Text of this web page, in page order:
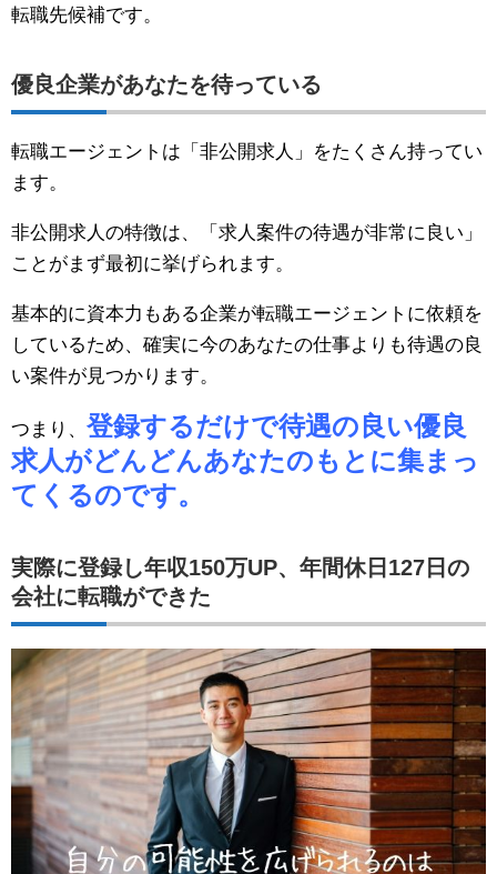
転職先候補です。
優良企業があなたを待っている
転職エージェントは「非公開求人」をたくさん持ってい
ます。
非公開求人の特徴は、「求人案件の待遇が非常に良い」
ことがまず最初に挙げられます。
基本的に資本力もある企業が転職エージェントに依頼を
しているため、確実に今のあなたの仕事よりも待遇の良
い案件が見つかります。
つまり、 登録するだけで待遇の良い優良
求人がどんどんあなたのもとに集まっ
てくるのです。
実際に登録し年収150万UP、年間休日127日の
会社に転職ができた